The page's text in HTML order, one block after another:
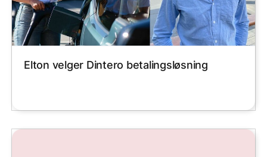
Elton velger Dintero betalingsløsning